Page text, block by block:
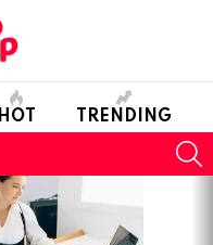
HOT TRENDING